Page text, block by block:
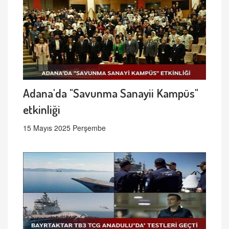
Adana'da "Savunma Sanayii Kampüs"
etkinliği
15 Mayıs 2025 Perşembe